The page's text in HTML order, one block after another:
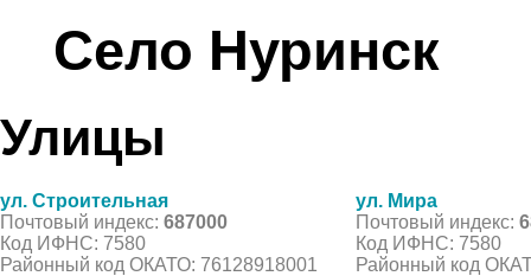
Село Нуринск
Улицы
ул. Строительная
Почтовый индекс: 687000
Код ИФНС: 7580
Районный код ОКАТО: 76128918001
ул. Мира
Почтовый индекс:
Код ИФНС: 7580
Районный код